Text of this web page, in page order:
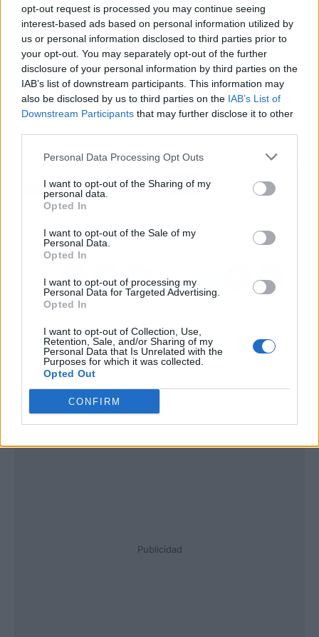
opt-out request is processed you may continue seeing
interest-based ads based on personal information utilized by
us or personal information disclosed to third parties prior to
your opt-out. You may separately opt-out of the further
disclosure of your personal information by third parties on the
IAB’s list of downstream participants. This information may
also be disclosed by us to third parties on the IAB’s List of
Downstream Participants that may further disclose it to other
Personal Data Processing Opt Outs
I want to opt-out of the Sharing of my
personal data.
Opted In
I want to opt-out of the Sale of my
Personal Data.
Opted In
I want to opt-out of processing my
Personal Data for Targeted Advertising.
Opted In
I want to opt-out of Collection, Use,
Retention, Sale, and/or Sharing of my
Personal Data that Is Unrelated with the
Purposes for which it was collected.
Opted Out
CONFIRM
Gey contra su víctima no tendrían que haber
sido, necesariamente, un acto de violación. "
En cuanto las alegaciones de la defensa sobre
supuestos errores cometidos en la sentencia
de la Audiencia coruñesa, el TSXG considera
que está "perfectamente razonada".
Artículo anterior
Fundadores de UPyD
lamentan el
"bochornoso" final del
Artículo siguiente
Vox pide a RTVE que
dedique más horas a la
Publicidad